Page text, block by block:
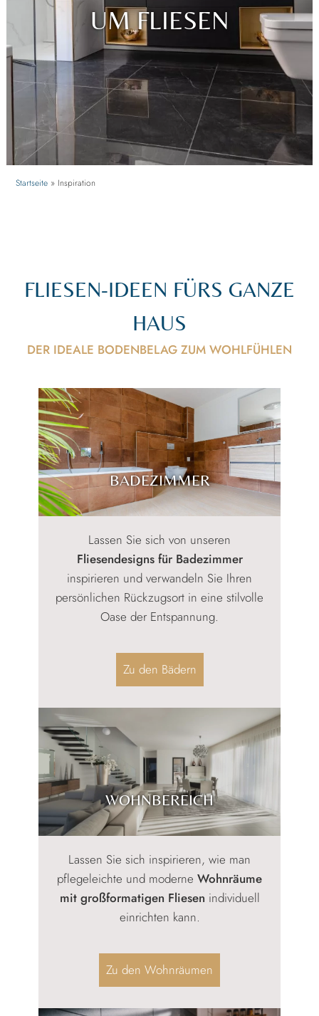
UM FLIESEN
Startseite » Inspiration
FLIESEN-IDEEN FÜRS GANZE
HAUS
DER IDEALE BODENBELAG ZUM WOHLFÜHLEN
BADEZIMMER
Lassen Sie sich von unseren
Fliesendesigns für Badezimmer
inspirieren und verwandeln Sie Ihren
persönlichen Rückzugsort in eine stilvolle
Oase der Entspannung.
Zu den Bädern
WOHNBEREICH
Lassen Sie sich inspirieren, wie man
pflegeleichte und moderne Wohnräume
mit großformatigen Fliesen individuell
einrichten kann.
Zu den Wohnräumen